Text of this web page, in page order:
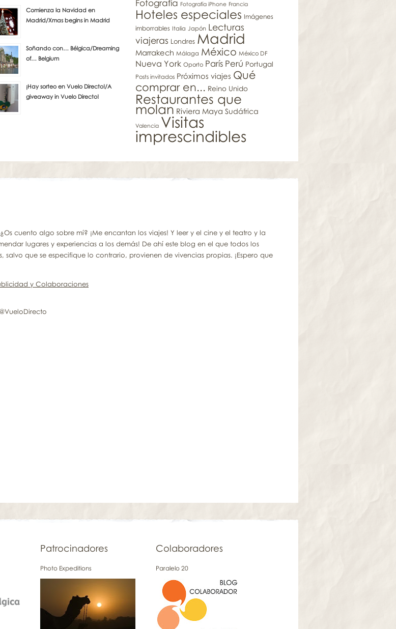
Comienza la Navidad en
Madrid/Xmas begins in Madrid
Soñando con… Bélgica/Dreaming
of… Belgium
¡Hay sorteo en Vuelo Directo!/A
giveaway in Vuelo Directo!
Fotografía Fotografía iPhone Francia
Hoteles especiales Imágenes
imborrables Italia Japón Lecturas
viajeras Londres Madrid
Marrakech Málaga México México DF
Nueva York Oporto París Perú Portugal
Posts invitados Próximos viajes Qué
comprar en... Reino Unido
Restaurantes que
molan Riviera Maya Sudáfrica
Valencia Visitas
imprescindibles
¿Os cuento algo sobre mí? ¡Me encantan los viajes! Y leer y el cine y el teatro y la
lugares y experiencias a los demás! De ahí este blog en el que todos los
salvo que se especifique lo contrario, provienen de vivencias propias. ¡Espero que
y Colaboraciones
Patrocinadores
Photo Expeditions
Colaboradores
Paralelo 20